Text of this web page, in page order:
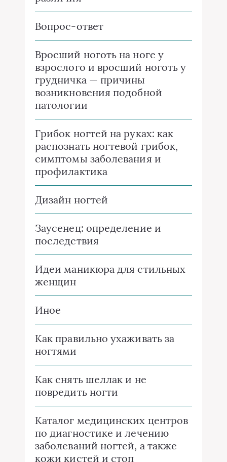
Вопрос-ответ
Вросший ноготь на ноге у
взрослого и вросший ноготь у
грудничка — причины
возникновения подобной
патологии
Грибок ногтей на руках: как
распознать ногтевой грибок,
симптомы заболевания и
профилактика
Дизайн ногтей
Заусенец: определение и
последствия
Идеи маникюра для стильных
женщин
Иное
Как правильно ухаживать за
ногтями
Как снять шеллак и не
повредить ногти
Каталог медицинских центров
по диагностике и лечению
заболеваний ногтей, а также
кожи кистей и стоп